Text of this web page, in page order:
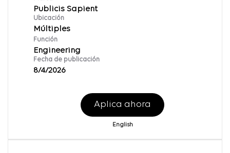
Publicis Sapient
Ubicación
Múltiples
Función
Engineering
Fecha de publicación
8/4/2026
Aplica ahora
English